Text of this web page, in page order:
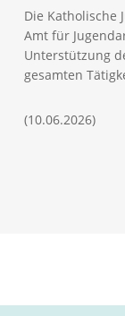
Die Katholische
Amt für
Unterstützung
gesamten
(10.06.2026)